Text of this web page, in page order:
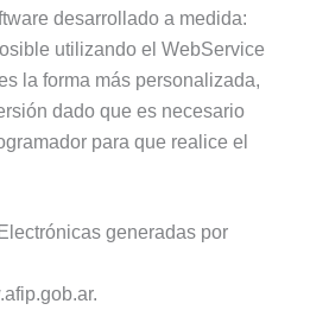
desarrollado a medida:
utilizando el WebService
la forma más personalizada,
dado que es necesario
para que realice el
generadas por